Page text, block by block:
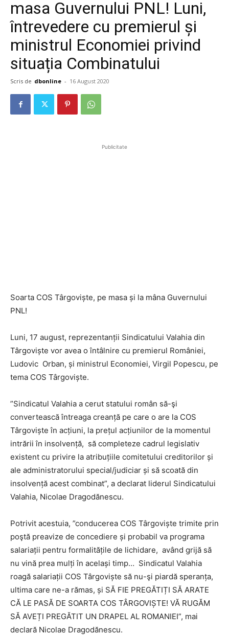
masa Guvernului PNL! Luni,
întrevedere cu premierul și
ministrul Economiei privind
situația Combinatului
Scris de dbonline - 16 August 2020
Publicitate
Soarta COS Târgoviște, pe masa și la mâna Guvernului
PNL!
Luni, 17 august, reprezentanții Sindicatului Valahia din
Târgoviște vor avea o întâlnire cu premierul României,
Ludovic Orban, și ministrul Economiei, Virgil Popescu, pe
tema COS Târgoviște.
”Sindicatul Valahia a cerut statului român să-şi
convertească întreaga creanță pe care o are la COS
Târgoviște în acțiuni, la prețul acțiunilor de la momentul
intrării în insolvență, să completeze cadrul legislativ
existent cu privire la atribuțiile comitetului creditorilor și
ale administratorului special/judiciar și să scoată din
insolvență acest combinat”, a declarat liderul Sindicatului
Valahia, Nicolae Dragodănescu.
Potrivit acestuia, ”conducerea COS Târgoviște trimite prin
poştă preavize de concediere și probabil va programa
salariații pentru formalitățile de lichidare, având grijă să
nu vină prea mulți în același timp… Sindicatul Valahia
roagă salariații COS Târgoviște să nu-şi piardă speranța,
ultima care ne-a rămas, și SĂ FIE PREGĂTIȚI SĂ ARATE
CĂ LE PASĂ DE SOARTA COS TÂRGOVIȘTE! VĂ RUGĂM
SĂ AVEȚI PREGĂTIT UN DRAPEL AL ROMANIEI”, mai
declară Nicolae Dragodănescu.